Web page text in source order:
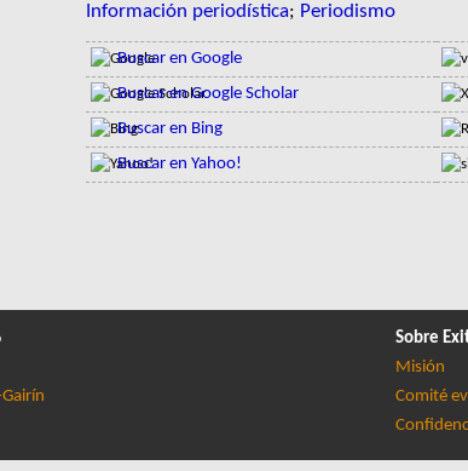
Información periodística; Periodismo
Buscar en Google
Buscar en Google Scholar
Buscar en Bing
Buscar en Yahoo!
Sobre
Misión
Comité